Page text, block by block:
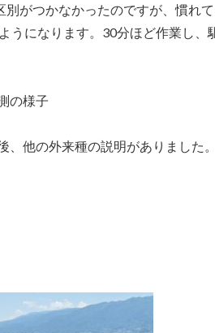
がつかなかったのですが、慣れ
うになります。30分ほど作業し、
の様子
、他の外来種の説明がありました。